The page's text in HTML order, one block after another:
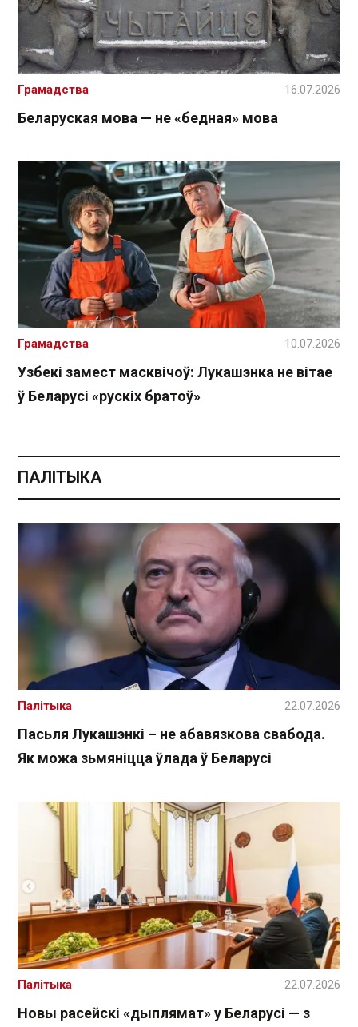
Беларуская мова — не «бедная» мова
Грамадства 16.07.2026
Узбекі замест масквічоў: Лукашэнка не вітае
ў Беларусі «рускіх братоў»
Грамадства 10.07.2026
ПАЛІТЫКА
Пасьля Лукашэнкі – не абавязкова свабода.
Як можа зьмяніцца ўлада ў Беларусі
Палітыка 22.07.2026
Новы расейскі «дыплямат» у Беларусі — з
Палітыка 22.07.2026